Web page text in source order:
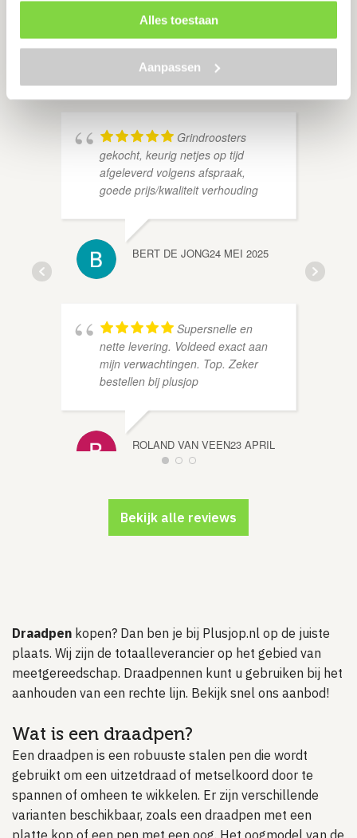
Alles toestaan
Aanpassen
Zij gingen u voor
Grindroosters
gekocht, keurig netjes op tijd
afgeleverd volgens afspraak,
goede prijs/kwaliteit verhouding
BERT DE JONG24 MEI 2025
Supersnelle en
nette levering. Voldeed exact aan
mijn verwachtingen. Top. Zeker
bestellen bij plusjop
ROLAND VAN VEEN23 APRIL
Bekijk alle reviews
Draadpen kopen? Dan ben je bij Plusjop.nl op de juiste
plaats. Wij zijn de totaalleverancier op het gebied van
meetgereedschap. Draadpennen kunt u gebruiken bij het
aanhouden van een rechte lijn. Bekijk snel ons aanbod!
Wat is een draadpen?
Een draadpen is een robuuste stalen pen die wordt
gebruikt om een uitzetdraad of metselkoord door te
spannen of omheen te wikkelen. Er zijn verschillende
varianten beschikbaar, zoals een draadpen met een
platte kop of een pen met een oog. Het oogmodel van de